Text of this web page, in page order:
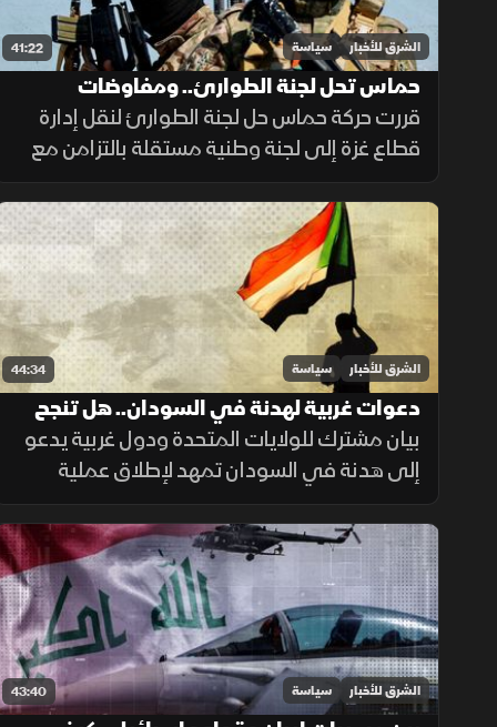
41:22 الشرق للأخبار سياسة
حماس تحل لجنة الطوارئ.. ومفاوضات
مرتقبة في القاهرة
قررت حركة حماس حل لجنة الطوارئ لنقل إدارة
قطاع غزة إلى لجنة وطنية مستقلة بالتزامن مع
مشاورات بالقاهرة، وسط مساع فلسطينية لدعم
الوسطاء وتجاوز العقبات الميدانية لبدء ملف
إعمار قطاع غزة.
44:34 الشرق للأخبار سياسة
دعوات غربية لهدنة في السودان.. هل تنجح
الضغوط في إنهاء الحرب؟
بيان مشترك للولايات المتحدة ودول غربية يدعو
إلى هدنة في السودان تمهد لإطلاق عملية
سياسية خلال ستة أشهر، بالتزامن مع تحركات
داخل الكونجرس لتشديد العقوبات على أطراف
النزاع
43:40 الشرق للأخبار سياسة